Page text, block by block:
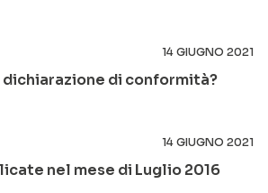
14 GIUGNO 2021
dichiarazione di conformità?
14 GIUGNO 2021
nel mese di Luglio 2016